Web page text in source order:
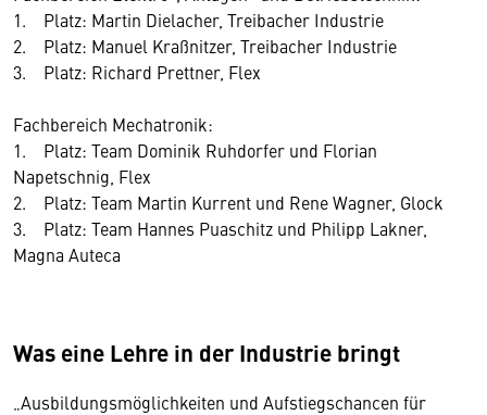
1. Platz: Martin Dielacher, Treibacher Industrie
2. Platz: Manuel Kraßnitzer, Treibacher Industrie
3. Platz: Richard Prettner, Flex
Fachbereich Mechatronik:
1. Platz: Team Dominik Ruhdorfer und Florian
Napetschnig, Flex
2. Platz: Team Martin Kurrent und Rene Wagner, Glock
3. Platz: Team Hannes Puaschitz und Philipp Lakner,
Magna Auteca
Was eine Lehre in der Industrie bringt
„Ausbildungsmöglichkeiten und Aufstiegschancen für